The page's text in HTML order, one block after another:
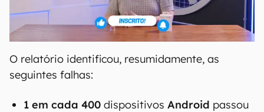
O relatório identificou, resumidamente, as
seguintes falhas:
1 em cada 400 dispositivos Android passou